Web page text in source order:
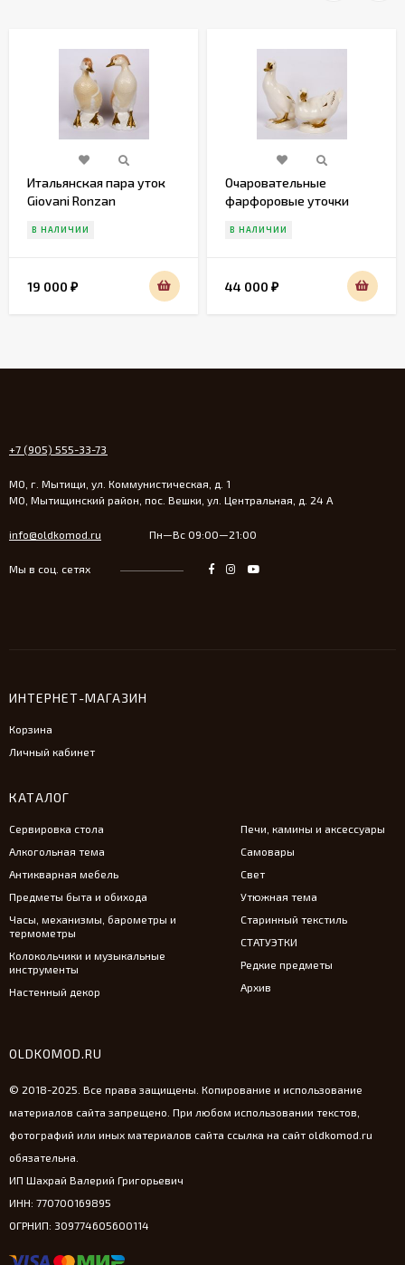
Итальянская пара уток
Giovani Ronzan
В НАЛИЧИИ
19 000 ₽
Очаровательные
фарфоровые уточки
В НАЛИЧИИ
44 000 ₽
+7 (905) 555-33-73
МО, г. Мытищи, ул. Коммунистическая, д. 1
МО, Мытищинский район, пос. Вешки, ул. Центральная, д. 24 А
info@oldkomod.ru Пн—Вс 09:00—21:00
Мы в соц. сетях
ИНТЕРНЕТ-МАГАЗИН
Корзина
Личный кабинет
КАТАЛОГ
Сервировка стола
Алкогольная тема
Антикварная мебель
Предметы быта и обихода
Часы, механизмы, барометры и
термометры
Колокольчики и музыкальные
инструменты
Настенный декор
Печи, камины и аксессуары
Самовары
Свет
Утюжная тема
Старинный текстиль
СТАТУЭТКИ
Редкие предметы
Архив
OLDKOMOD.RU
© 2018-2025. Все права защищены. Копирование и использование
материалов сайта запрещено. При любом использовании текстов,
фотографий или иных материалов сайта ссылка на сайт oldkomod.ru
обязательна.
ИП Шахрай Валерий Григорьевич
ИНН: 770700169895
ОГРНИП: 309774605600114